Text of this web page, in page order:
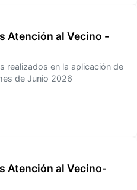
Atención al Vecino -
realizados en la aplicación de
de Junio 2026
Atención al Vecino-